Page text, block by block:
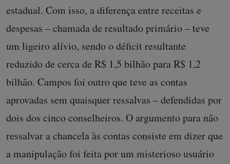
estadual. Com isso, a diferença entre receitas e
despesas – chamada de resultado primário – teve
um ligeiro alívio, sendo o déficit resultante
reduzido de cerca de R$ 1,5 bilhão para R$ 1,2
bilhão. Campos foi outro que teve as contas
aprovadas sem quaisquer ressalvas – defendidas por
dois dos cinco conselheiros. O argumento para não
ressalvar a chancela às contas consiste em dizer que
a manipulação foi feita por um misterioso usuário